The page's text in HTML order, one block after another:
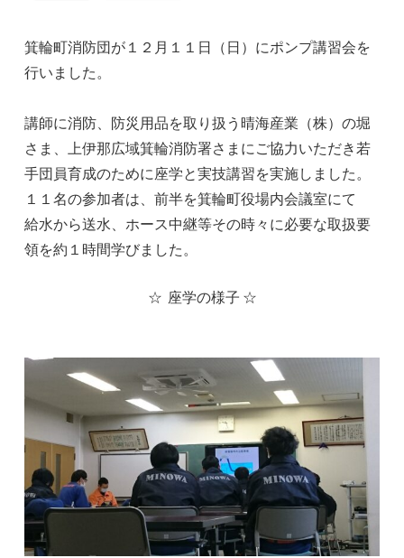
箕輪町消防団が１２月１１日（日）にポンプ講習会を
行いました。
講師に消防、防災用品を取り扱う晴海産業（株）の堀
さま、上伊那広域箕輪消防署さまにご協力いただき若
手団員育成のために座学と実技講習を実施しました。
１１名の参加者は、前半を箕輪町役場内会議室にて
給水から送水、ホース中継等その時々に必要な取扱要
領を約１時間学びました。
☆ 座学の様子 ☆